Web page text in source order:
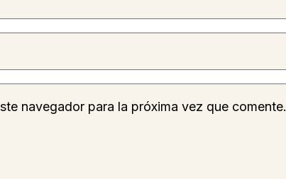
navegador para la próxima vez que comente.